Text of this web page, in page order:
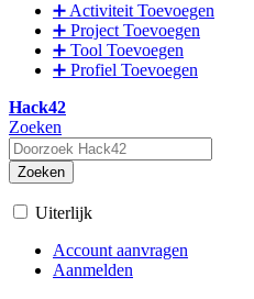
➕ Activiteit Toevoegen
➕ Project Toevoegen
➕ Tool Toevoegen
➕ Profiel Toevoegen
Hack42
Zoeken
Zoeken
Uiterlijk
Account aanvragen
Aanmelden